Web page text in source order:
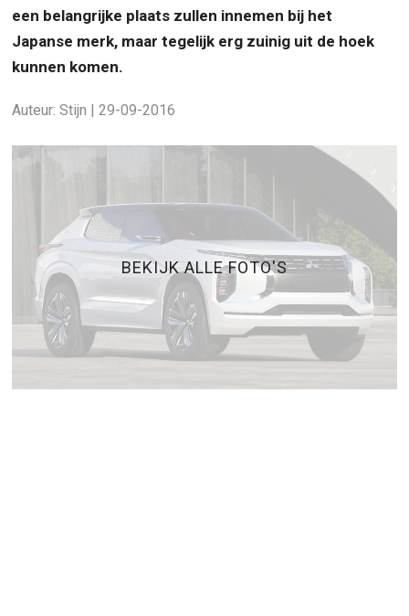
een belangrijke plaats zullen innemen bij het
Japanse merk, maar tegelijk erg zuinig uit de hoek
kunnen komen.
Auteur: Stijn | 29-09-2016
BEKIJK ALLE FOTO'S